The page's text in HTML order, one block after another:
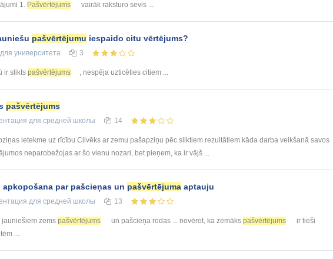
1. Pašvērtējums vairāk raksturo sevis ...
pašvērtējumu iespaido citu vērtējums?
для университета 3
ir slikts pašvērtējums , nespēja uzticēties citiem ...
pašvērtējums
для средней школы 14
ietekme uz rīcību Cilvēks ar zemu pašapziņu pēc sliktiem rezultātiem kāda darba veikšanā savos
neparobežojas ar šo vienu nozari, bet pieņem, ka ir vājš ...
apkopošana par pašcieņas un pašvērtējuma aptauju
для средней школы 13
jauniešiem zems pašvērtējums un pašcieņa rodas ... novērot, ka zemāks pašvērtējums
ir tieši
...